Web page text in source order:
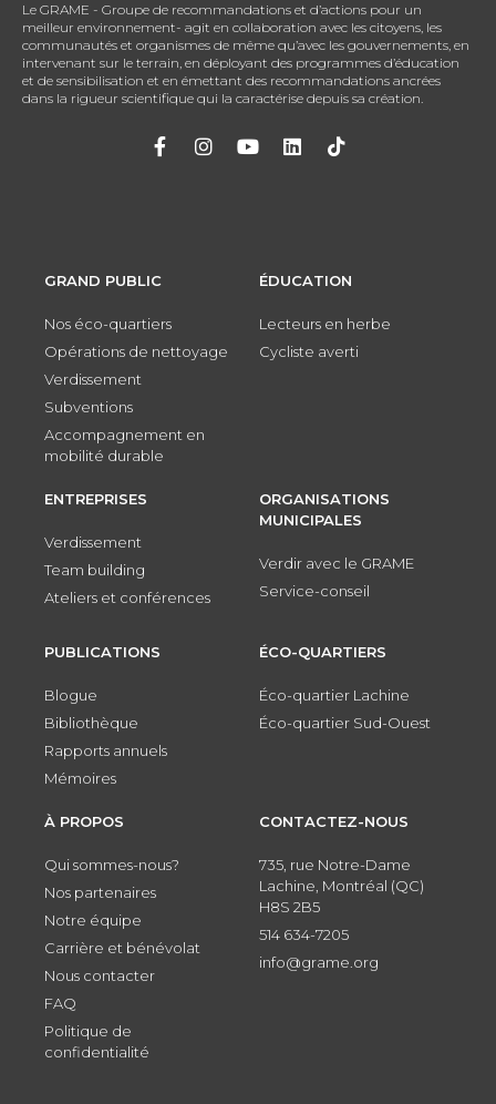
Le GRAME - Groupe de recommandations et d’actions pour un
meilleur environnement- agit en collaboration avec les citoyens, les
communautés et organismes de même qu’avec les gouvernements, en
intervenant sur le terrain, en déployant des programmes d’éducation
et de sensibilisation et en émettant des recommandations ancrées
dans la rigueur scientifique qui la caractérise depuis sa création.
GRAND PUBLIC
Nos éco-quartiers
Opérations de nettoyage
Verdissement
Subventions
Accompagnement en
mobilité durable
ÉDUCATION
Lecteurs en herbe
Cycliste averti
ENTREPRISES
Verdissement
Team building
Ateliers et conférences
ORGANISATIONS
MUNICIPALES
Verdir avec le GRAME
Service-conseil
PUBLICATIONS
Blogue
Bibliothèque
Rapports annuels
Mémoires
ÉCO-QUARTIERS
Éco-quartier Lachine
Éco-quartier Sud-Ouest
À PROPOS
Qui sommes-nous?
Nos partenaires
Notre équipe
Carrière et bénévolat
Nous contacter
FAQ
Politique de
confidentialité
CONTACTEZ-NOUS
735, rue Notre-Dame
Lachine, Montréal (QC)
H8S 2B5
514 634-7205
info@grame.org